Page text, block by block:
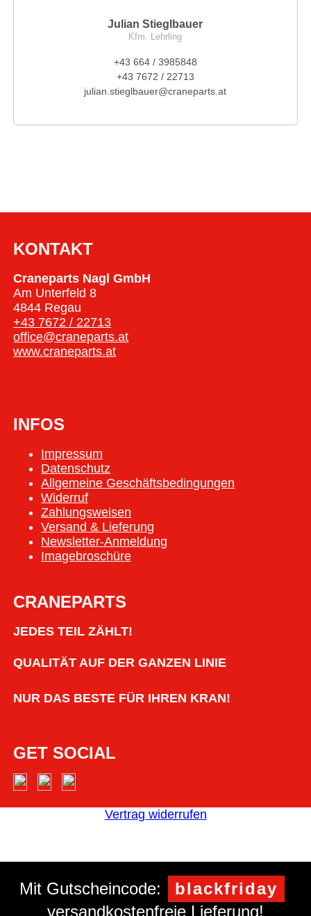
Julian Stieglbauer
Kfm. Lehrling
+43 664 / 3985848
+43 7672 / 22713
julian.stieglbauer@craneparts.at
KONTAKT
Craneparts Nagl GmbH
Am Unterfeld 8
4844 Regau
+43 7672 / 22713
office@craneparts.at
www.craneparts.at
INFOS
Impressum
Datenschutz
Allgemeine Geschäftsbedingungen
Widerruf
Zahlungsweisen
Versand & Lieferung
Newsletter-Anmeldung
Imagebroschüre
CRANEPARTS
JEDES TEIL ZÄHLT!
QUALITÄT AUF DER GANZEN LINIE
NUR DAS BESTE FÜR IHREN KRAN!
GET SOCIAL
Vertrag widerrufen
Mit Gutscheincode:
blackfriday
versandkostenfreie Lieferung!